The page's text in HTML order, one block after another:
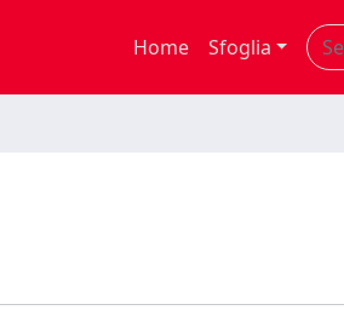
Home Sfoglia